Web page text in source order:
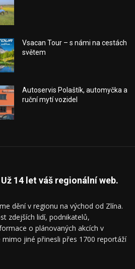
Vsacan Tour – s námi na cestách
světem
Autoservis Polaštík, automyčka a
ruční mytí vozidel
14 let váš regionální web.
dění v regionu na východ od Zlína.
zdejších lidí, podnikatelů,
o plánovaných akcích v
jiné přinesli přes 1700 reportáží